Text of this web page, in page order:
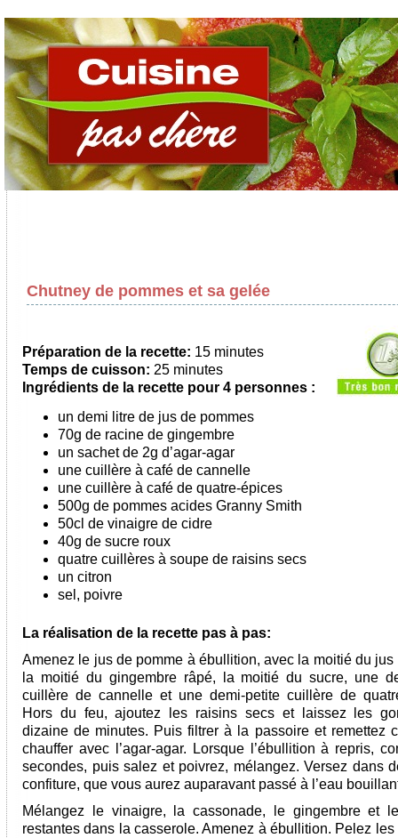
Chutney de pommes et sa gelée
Préparation de la recette: 15 minutes
Temps de cuisson: 25 minutes
Ingrédients de la recette pour 4 personnes :
un demi litre de jus de pommes
70g de racine de gingembre
un sachet de 2g d’agar-agar
une cuillère à café de cannelle
une cuillère à café de quatre-épices
500g de pommes acides Granny Smith
50cl de vinaigre de cidre
40g de sucre roux
quatre cuillères à soupe de raisins secs
un citron
sel, poivre
La réalisation de la recette pas à pas:
Amenez le jus de pomme à ébullition, avec la moitié du jus
la moitié du gingembre râpé, la moitié du sucre, une
cuillère de cannelle et une demi-petite cuillère de
Hors du feu, ajoutez les raisins secs et laissez les
dizaine de minutes. Puis filtrer à la passoire et remettez
chauffer avec l’agar-agar. Lorsque l’ébullition à repris,
secondes, puis salez et poivrez, mélangez. Versez dans
confiture, que vous aurez auparavant passé à l’eau
Mélangez le vinaigre, la cassonade, le gingembre et
restantes dans la casserole. Amenez à ébullition. Pelez les